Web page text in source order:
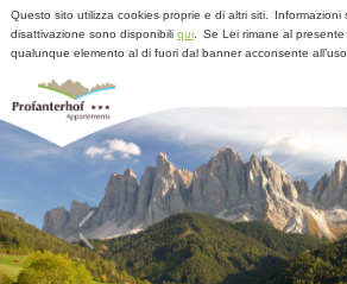
Questo sito utilizza cookies proprie e di altri siti.
Informazioni
disattivazione sono disponibili qui.
Se Lei rimane al
qualunque elemento al di fuori dal banner acconsente all’uso